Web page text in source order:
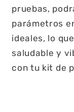
pruebas,
parámetros
ideales, lo
saludable y
con tu kit de